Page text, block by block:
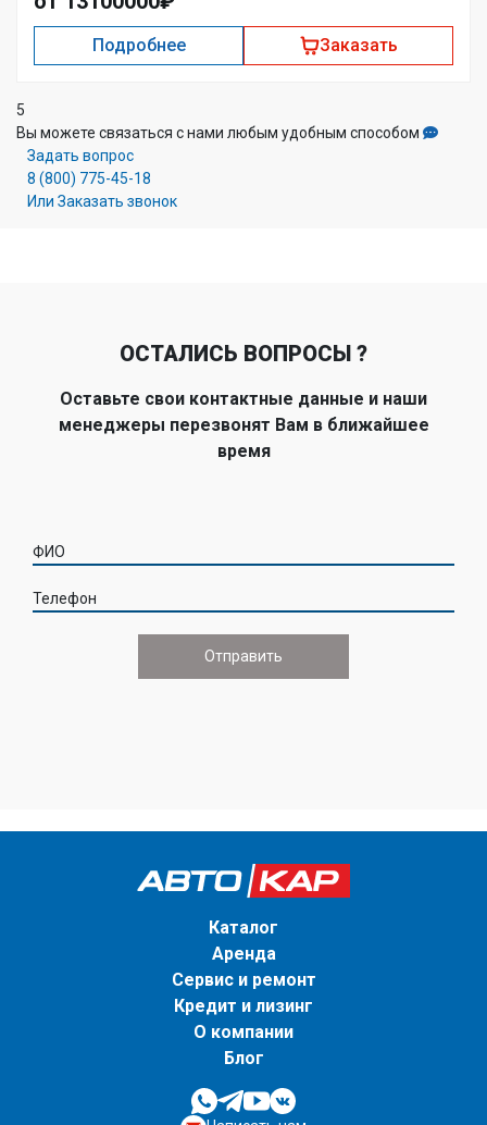
Подробнее Заказать
5
Вы можете связаться с нами любым удобным способом
Задать вопрос
8 (800) 775-45-18
Или Заказать звонок
ОСТАЛИСЬ ВОПРОСЫ ?
Оставьте свои контактные данные и наши
менеджеры перезвонят Вам в ближайшее
время
ФИО
Телефон
Каталог
Аренда
Сервис и ремонт
Кредит и лизинг
О компании
Блог